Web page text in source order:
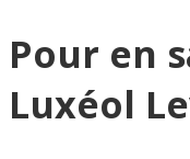
Pour en
Luxéol